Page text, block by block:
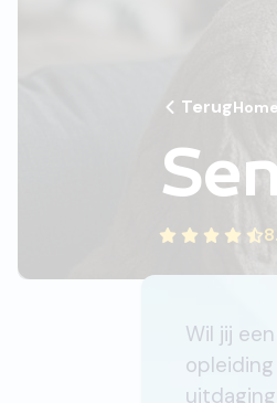
TerugHome
Wil jij